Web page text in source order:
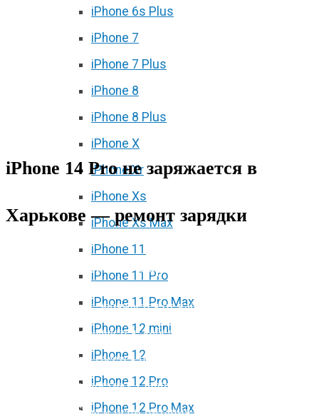
iPhone 6s Plus
iPhone 7
iPhone 7 Plus
iPhone 8
iPhone 8 Plus
iPhone X
iPhone Xr
iPhone Xs
iPhone Xs Max
iPhone 11
iPhone 11 Pro
iPhone 11 Pro Max
iPhone 12 mini
iPhone 12
iPhone 12 Pro
iPhone 12 Pro Max
iPhone 14 Pro не заряжается в
Харькове — ремонт зарядки
iPhone 14 Pro не заряжается?
iPhone 14 Pro не заряжается от кабеля, зарядка
постоянно прерывается, кабель плохо держится
или устройство греется при подключении?
Проведём диагностику Lightning-разъёма,
нижнего шлейфа и цепи питания, чтобы точно